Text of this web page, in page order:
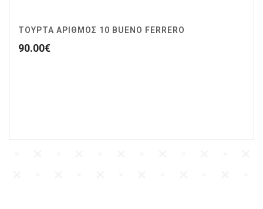
ΤΟΥΡΤΑ ΑΡΙΘΜΟΣ 10 BUENO FERRERO
90.00€